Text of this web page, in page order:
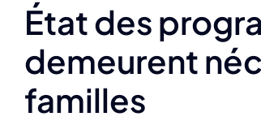
État des
demeurent
familles